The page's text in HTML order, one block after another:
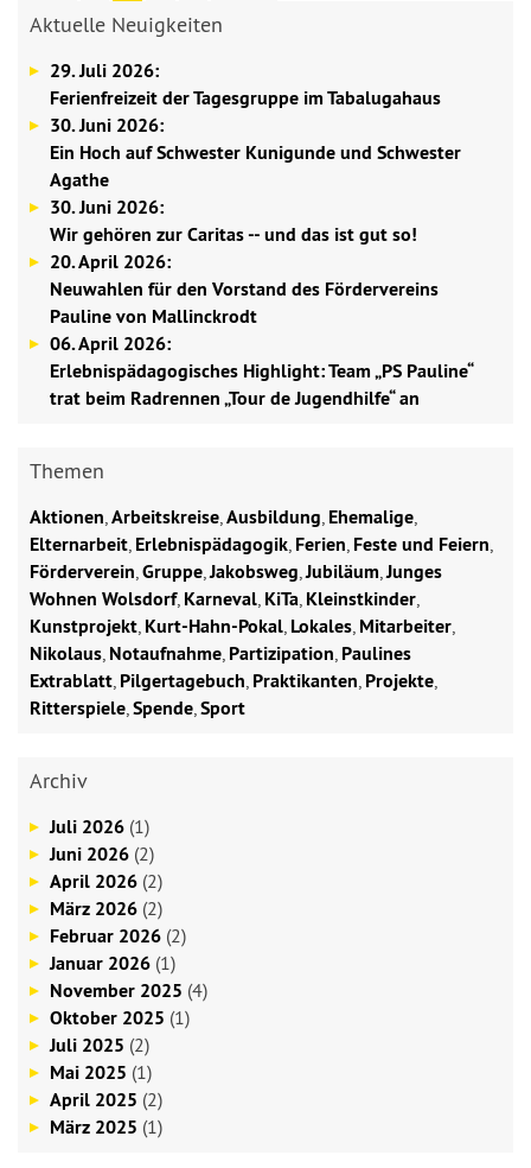
Aktuelle Neuigkeiten
29. Juli 2026:
Ferienfreizeit der Tagesgruppe im Tabalugahaus
30. Juni 2026:
Ein Hoch auf Schwester Kunigunde und Schwester
Agathe
30. Juni 2026:
Wir gehören zur Caritas -- und das ist gut so!
20. April 2026:
Neuwahlen für den Vorstand des Fördervereins
Pauline von Mallinckrodt
06. April 2026:
Erlebnispädagogisches Highlight: Team „PS Pauline“
trat beim Radrennen „Tour de Jugendhilfe“ an
Themen
Aktionen,Arbeitskreise,Ausbildung, Ehemalige,
Elternarbeit, Erlebnispädagogik, Ferien, Feste und Feiern,
Förderverein,Gruppe,Jakobsweg,Jubiläum,Junges
Wohnen Wolsdorf, Karneval, KiTa, Kleinstkinder,
Kunstprojekt, Kurt-Hahn-Pokal, Lokales, Mitarbeiter,
Nikolaus, Notaufnahme, Partizipation, Paulines
Extrablatt, Pilgertagebuch, Praktikanten, Projekte,
Ritterspiele,Spende,Sport
Archiv
Juli 2026 (1)
Juni 2026 (2)
April 2026 (2)
März 2026 (2)
Februar 2026 (2)
Januar 2026 (1)
November 2025 (4)
Oktober 2025 (1)
Juli 2025 (2)
Mai 2025 (1)
April 2025 (2)
März 2025 (1)